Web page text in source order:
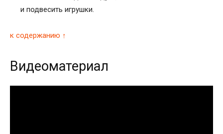
и подвесить игрушки.
к содержанию ↑
Видеоматериал